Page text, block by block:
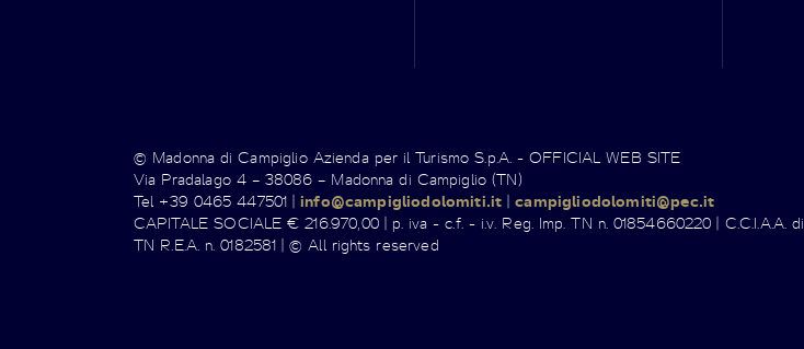
© Madonna di Campiglio Azienda per il Turismo S.p.A. - OFFICIAL WEB SITE
Via Pradalago 4 – 38086 – Madonna di Campiglio (TN)
Tel +39 0465 447501 |info@campigliodolomiti.it |campigliodolomiti@pec.it
CAPITALE SOCIALE € 216.970,00 | p. iva - c.f. - i.v. Reg. Imp. TN n. 01854660220 | C.C.I.A.A. di
TN R.E.A. n. 0182581 | © All rights reserved